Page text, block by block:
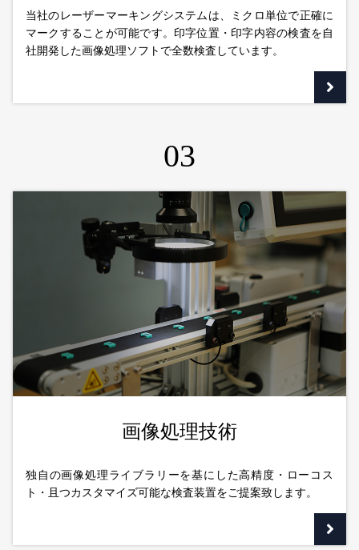
当社のレーザーマーキングシステムは、ミクロ単位で正確に
マークすることが可能です。印字位置・印字内容の検査を自
社開発した画像処理ソフトで全数検査しています。
03
画像処理技術
独自の画像処理ライブラリーを基にした高精度・ローコス
ト・且つカスタマイズ可能な検査装置をご提案致します。